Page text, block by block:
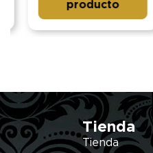
producto
Tienda
Tienda